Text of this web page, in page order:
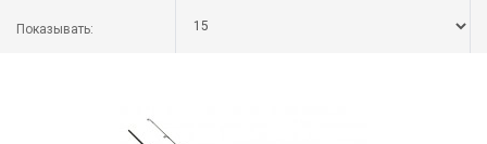
Показывать: